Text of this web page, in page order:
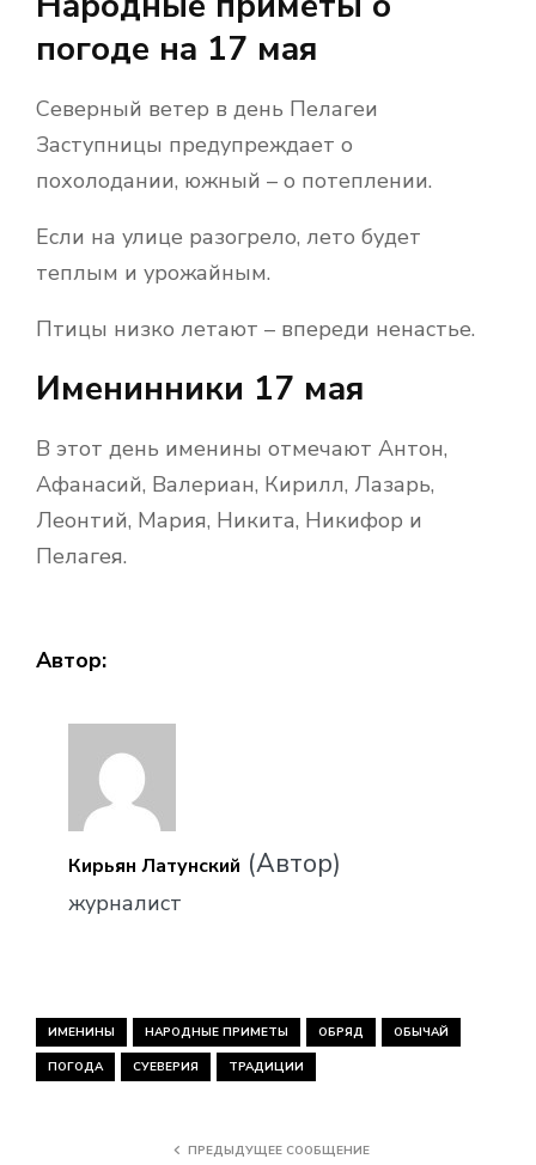
погоде на 17 мая
Северный ветер в день Пелагеи
Заступницы предупреждает о
похолодании, южный – о потеплении.
Если на улице разогрело, лето будет
теплым и урожайным.
Птицы низко летают – впереди ненастье.
Именинники 17 мая
В этот день именины отмечают Антон,
Афанасий, Валериан, Кирилл, Лазарь,
Леонтий, Мария, Никита, Никифор и
Пелагея.
Автор:
Кирьян Латунский (Автор)
журналист
ИМЕНИНЫ НАРОДНЫЕ ПРИМЕТЫ ОБРЯД ОБЫЧАЙ
ПОГОДА СУЕВЕРИЯ ТРАДИЦИИ
ПРЕДЫДУЩЕЕ СООБЩЕНИЕ